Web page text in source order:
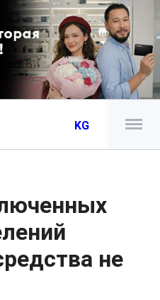
KG
не